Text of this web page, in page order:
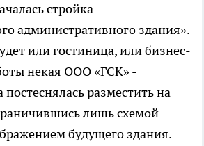
стройка
административного здания».
или гостиница, или бизнес-
некая ООО «ГСК» -
разместить на
лишь схемой
будущего здания.